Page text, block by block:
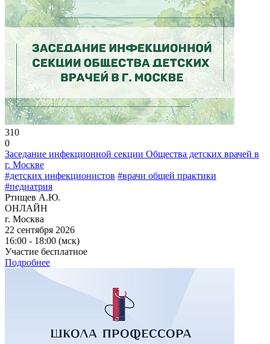
310
0
Заседание инфекционной секции Общества детских врачей в
г. Москве
#детских инфекционистов #врачи общей практики
#педиатрия
Ртищев А.Ю.
ОНЛАЙН
г. Москва
22 сентября 2026
16:00 - 18:00 (мск)
Участие бесплатное
Подробнее